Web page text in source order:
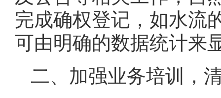
完成确权登记，如水流
可由明确的数据统计来
二、加强业务培训，